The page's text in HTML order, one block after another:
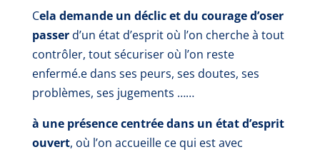
Cela demande un déclic et du courage d’oser
passerd’un état d’esprit où l’on cherche à tout
contrôler, tout sécuriser où l’on reste
enfermé.e dans ses peurs, ses doutes, ses
problèmes, ses jugements ……
à une présence centrée dans un état d’esprit
ouvert, où l’on accueille ce qui est avec